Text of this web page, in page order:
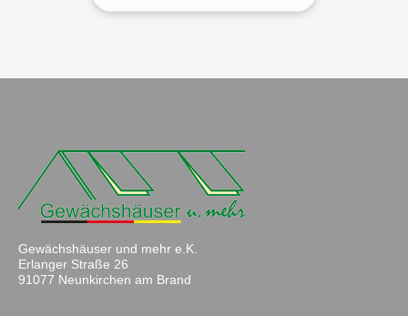
Gewächshäuser und mehr e.K.
Erlanger Straße 26
91077 Neunkirchen am Brand